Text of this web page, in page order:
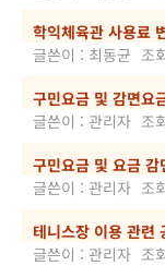
학익체육관 사용료
글쓴이 : 최동균 조
글쓴이 : 관리자 조
글쓴이 : 관리자 조
테니스장 이용 관
글쓴이 : 관리자 조